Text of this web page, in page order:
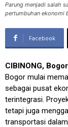
Parung menjadi salah
pertumbuhan ekonomi
Facebook
CIBINONG,
Bogor mulai
sebagai pusat
terintegrasi.
tetapi juga
transportasi